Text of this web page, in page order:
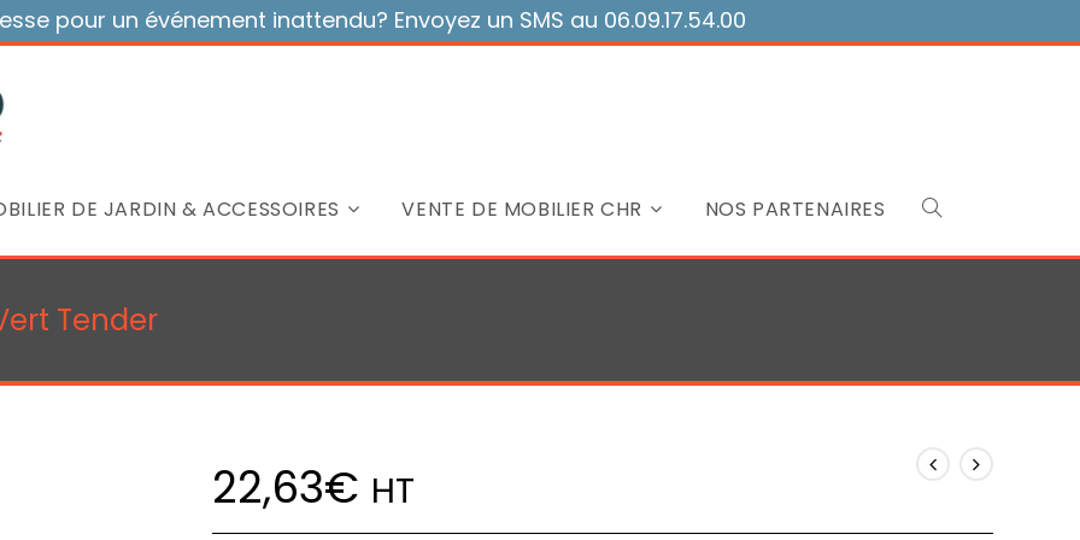
pour un événement inattendu? Envoyez un SMS au 06.09.17.54.00
DE JARDIN & ACCESSOIRES VENTE DE MOBILIER CHR NOS PARTENAIRES Toggle
search
Tender
22,63€ HT